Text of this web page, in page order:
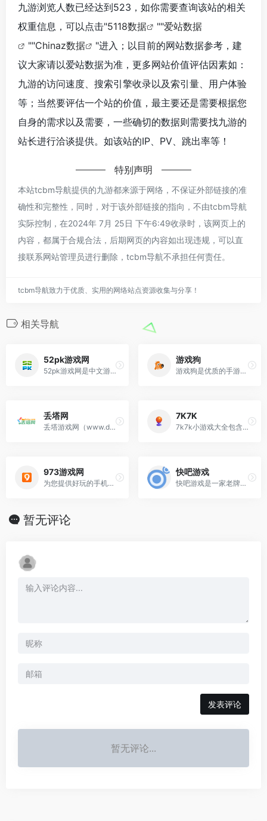
九游浏览人数已经达到523，如你需要查询该站的相关
权重信息，可以点击"5118数据 ""爱站数据
""Chinaz数据
"进入；以目前的网站数据参考，建
议大家请以爱站数据为准，更多网站价值评估因素如：
九游的访问速度、搜索引擎收录以及索引量、用户体验
等；当然要评估一个站的价值，最主要还是需要根据您
自身的需求以及需要，一些确切的数据则需要找九游的
站长进行洽谈提供。如该站的IP、PV、跳出率等！
特别声明
本站tcbm导航提供的九游都来源于网络，不保证外部链接的准
确性和完整性，同时，对于该外部链接的指向，不由tcbm导航
实际控制，在2024年 7月 25日 下午6:49收录时，该网页上的
内容，都属于合规合法，后期网页的内容如出现违规，可以直
接联系网站管理员进行删除，tcbm导航不承担任何责任。
tcbm导航致力于优质、实用的网络站点资源收集与分享！
相关导航
52pk游戏网
52pk游戏网是中文游戏门户站，汇聚国内外游戏热点报道，为千万网站用户365天提供权威游戏资讯，全方位打造免费中文网游单机游戏下载大全。
游戏狗
游戏狗是优质的手游门户网站，致力为广大玩家朋友们打造专业的新热门手游排行榜等，欢迎大家一起多关注游戏狗手游网。
丢塔网
丢塔游戏网（www.diuta.com）是一个专为游戏玩家打造的推荐高品质游戏的分享网站，与我们一起体验最游戏乐趣吧！
7K7K
7k7k小游戏大全包含连连看,连连看游戏,双人小游戏,赛尔号,洛克王国,三国杀,在线小游戏,斗地主,象棋,扫雷,麻将,h5,h5游戏,迷你世界,7k7k奥拉星,
973游戏网
为您提供好玩的手机游戏以及绿色安全的安卓软件，当然您在玩手游和软件的过程中遇见问题，我们也有原创的图文攻略教程带给大家，看游戏和应用就来973，973是您
快吧游戏
快吧游戏是一家老牌优秀游戏门户，提供好玩的手机游戏、单机游戏、网络游戏、网页游戏下载，并提供第一手的游戏攻略资讯、电竞赛事报道。
暂无评论
发表评论
暂无评论...